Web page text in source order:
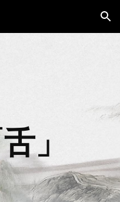
Skip to navigation
舌」